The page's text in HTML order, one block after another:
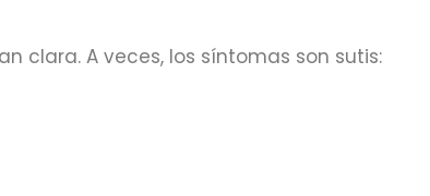
clara. A veces, los síntomas son sutis: